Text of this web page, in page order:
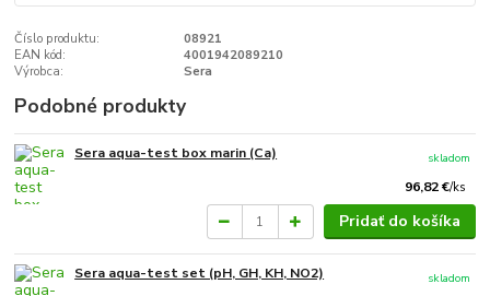
Číslo produktu:
08921
EAN kód:
4001942089210
Výrobca:
Sera
Podobné produkty
Sera aqua-test box marin (Ca)
96,82 €/ks
skladom
Pridať do košíka
Sera aqua-test set (pH, GH, KH, NO2)
skladom